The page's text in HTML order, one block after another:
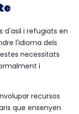
d'asil i refugiats en
l'idioma dels
necessitats
i
recursos
que ensenyen